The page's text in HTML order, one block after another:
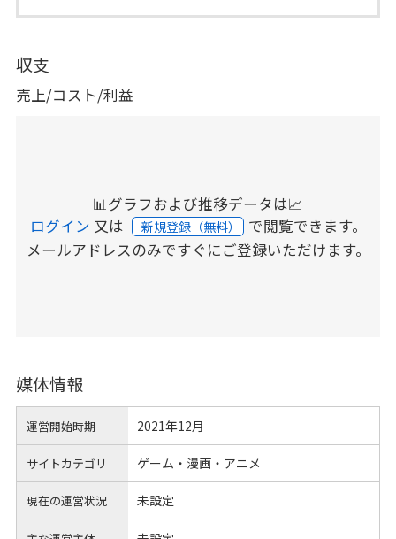
収支
売上/コスト/利益
📊グラフおよび推移データは📈
ログイン 又は 新規登録（無料） で閲覧できます。
メールアドレスのみですぐにご登録いただけます。
媒体情報
運営開始時期 2021年12月
サイトカテゴリ ゲーム・漫画・アニメ
現在の運営状況 未設定